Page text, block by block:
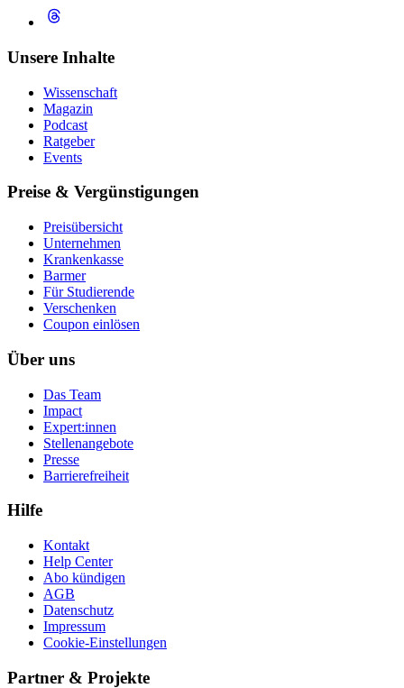
Unsere Inhalte
Wissenschaft
Magazin
Podcast
Ratgeber
Events
Preise & Vergünstigungen
Preisübersicht
Unternehmen
Krankenkasse
Barmer
Für Studierende
Ver­schen­ken
Coupon einlösen
Über uns
Das Team
Impact
Expert:innen
Stellenangebote
Presse
Barrierefreiheit
Hilfe
Kontakt
Help Center
Abo kündigen
AGB
Datenschutz
Impressum
Cookie-Einstellungen
Partner & Projekte